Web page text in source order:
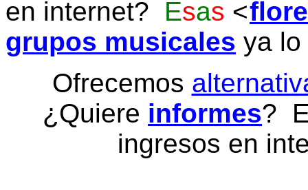
en internet? Esas
grupos musicales ya
Ofrecemos
¿Quiere informes?
ingresos en